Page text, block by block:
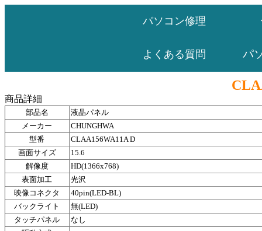
パソコン修理
よくある質問 パ
商品詳細
部品名
液晶パネル
メーカー
CHUNGHWA
型番
CLAA156WA11A D
画面サイズ
15.6
解像度
HD(1366x768)
表面加工
光沢
映像コネクタ
40pin(LED-BL)
バックライト
無(LED)
タッチパネル
なし